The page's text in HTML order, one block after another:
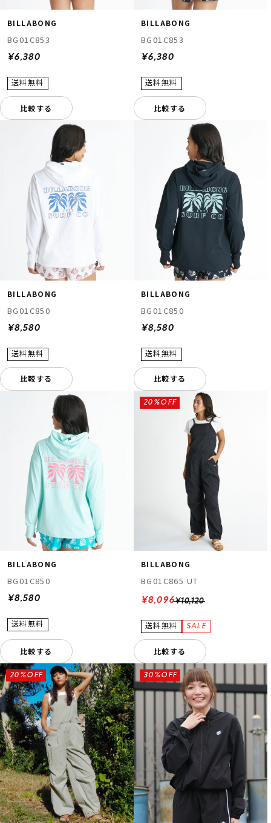
BILLABONG
BG01C853
¥6,380
比較する
BILLABONG
BG01C853
¥6,380
比較する
BILLABONG
BG01C850
¥8,580
比較する
BILLABONG
BG01C850
¥8,580
比較する
BILLABONG
BG01C850
¥8,580
比較する
BILLABONG
BG01C865 UT
¥10,120
20%OFF
¥8,096
比較する
20%OFF 30%OFF